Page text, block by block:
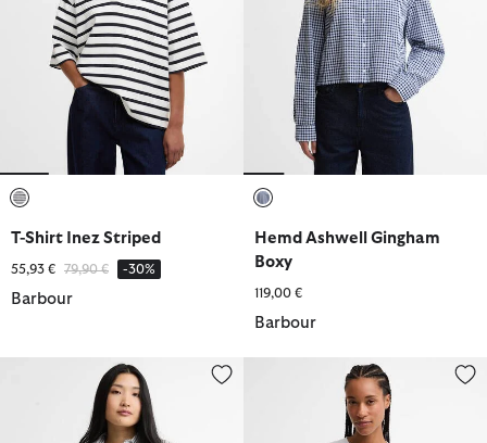
T-Shirt Inez Striped
55,93 € Reduziert von
79,90 €bis-30%
Barbour
Hemd Ashwell Gingham
Boxy
119,00 €
Barbour
Hemd Fawley Striped Relaxed T-Shirt Fawley Graphic